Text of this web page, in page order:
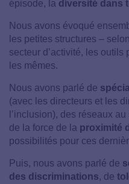
épisode, la diversité dans
Nous avons évoqué
les petites structures –
secteur d’activité, les
les mêmes.
Nous avons parlé de
(avec les directeurs et les
l’inclusion), des réseaux
de la force de la proximité
possibilités pour ces
Puis, nous avons parlé de
des discriminations, de